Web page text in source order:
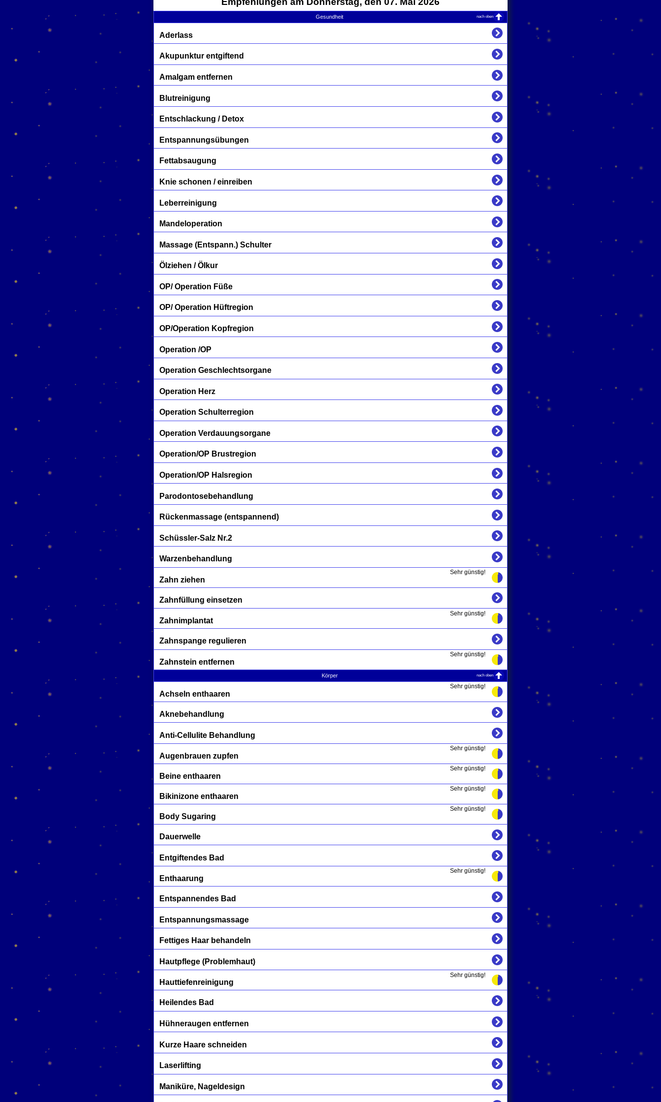
Gesundheit nach oben
Aderlass
Akupunktur entgiftend
Amalgam entfernen
Blutreinigung
Entschlackung / Detox
Entspannungsübungen
Fettabsaugung
Knie schonen / einreiben
Leberreinigung
Mandeloperation
Massage (Entspann.) Schulter
Ölziehen / Ölkur
OP/ Operation Füße
OP/ Operation Hüftregion
OP/Operation Kopfregion
Operation /OP
Operation Geschlechtsorgane
Operation Herz
Operation Schulterregion
Operation Verdauungsorgane
Operation/OP Brustregion
Operation/OP Halsregion
Parodontosebehandlung
Rückenmassage (entspannend)
Schüssler-Salz Nr.2
Warzenbehandlung
Sehr günstig!
Zahn ziehen
Zahnfüllung einsetzen
Sehr günstig!
Zahnimplantat
Zahnspange regulieren
Sehr günstig!
Zahnstein entfernen
Körper nach oben
Sehr günstig!
Achseln enthaaren
Aknebehandlung
Anti-Cellulite Behandlung
Sehr günstig!
Augenbrauen zupfen
Sehr günstig!
Beine enthaaren
Sehr günstig!
Bikinizone enthaaren
Sehr günstig!
Body Sugaring
Dauerwelle
Entgiftendes Bad
Sehr günstig!
Enthaarung
Entspannendes Bad
Entspannungsmassage
Fettiges Haar behandeln
Hautpflege (Problemhaut)
Sehr günstig!
Hauttiefenreinigung
Heilendes Bad
Hühneraugen entfernen
Kurze Haare schneiden
Laserlifting
Maniküre, Nageldesign